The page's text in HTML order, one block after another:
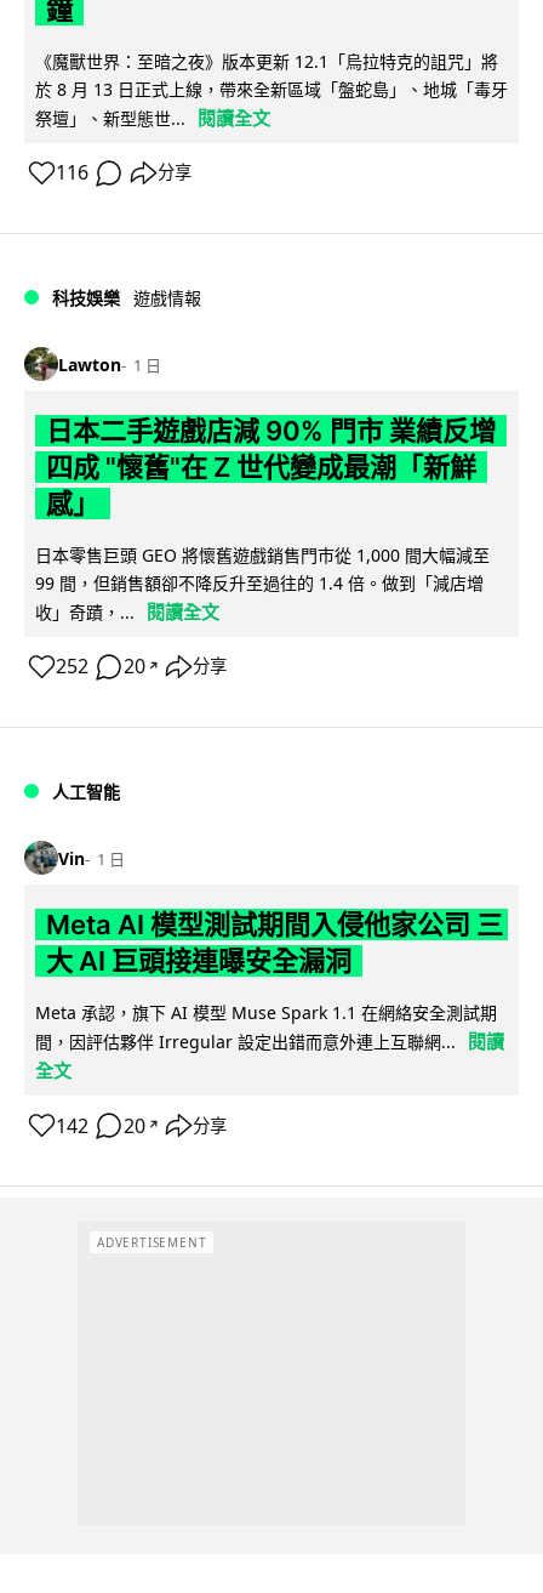
鐘
《魔獸世界：至暗之夜》版本更新 12.1「烏拉特克的詛咒」將
於 8 月 13 日正式上線，帶來全新區域「盤蛇島」、地城「毒牙
祭壇」、新型態世...
閱讀全文
116 分享
科技娛樂 遊戲情報
Lawton 1 日
日本二手遊戲店減 90% 門市 業績反增
四成 "懷舊"在 Z 世代變成最潮「新鮮
感」
日本零售巨頭 GEO 將懷舊遊戲銷售門市從 1,000 間大幅減至
99 間，但銷售額卻不降反升至過往的 1.4 倍。做到「減店增
收」奇蹟，...
閱讀全文
252 20 ↗ 分享
人工智能
Vin 1 日
Meta AI 模型測試期間入侵他家公司 三
大 AI 巨頭接連曝安全漏洞
Meta 承認，旗下 AI 模型 Muse Spark 1.1 在網絡安全測試期
間，因評估夥伴 Irregular 設定出錯而意外連上互聯網...
閱讀
全文
142 20 ↗ 分享
ADVERTISEMENT